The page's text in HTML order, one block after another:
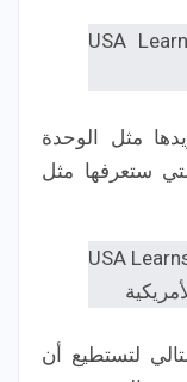
مثل الوحدة
ستعرفها مثل
لتستطيع أن